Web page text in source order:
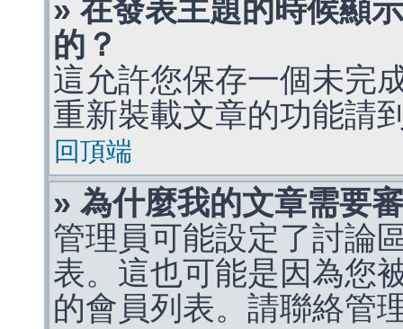
» 在發表主題的時候顯
的？
這允許您保存一個未完
重新裝載文章的功能請
回頂端
» 為什麼我的文章需要
管理員可能設定了討論
表。這也可能是因為您
的會員列表。請聯絡管